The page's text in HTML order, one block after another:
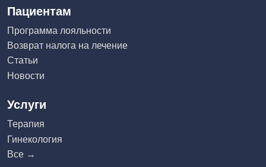
Пациентам
Программа лояльности
Возврат налога на лечение
Статьи
Новости
Услуги
Терапия
Гинекология
Все →